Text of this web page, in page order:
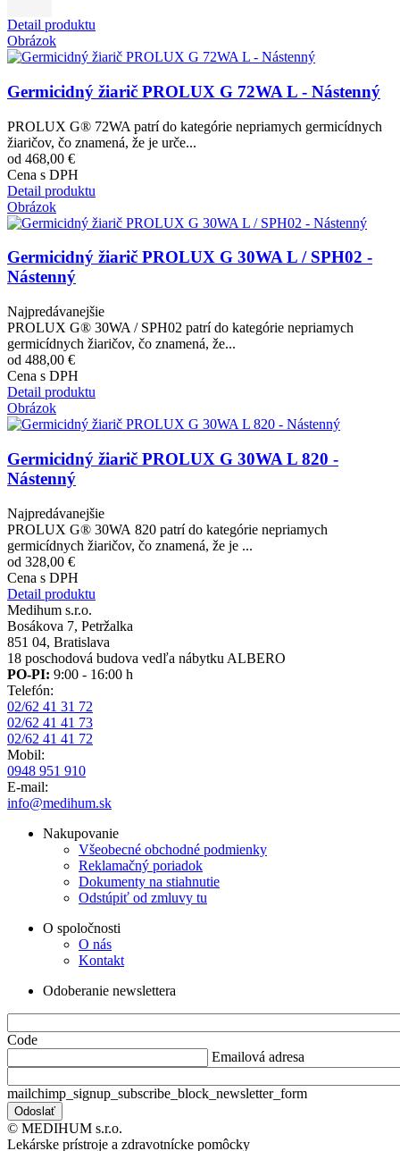
Detail produktu
Obrázok
Germicidný žiarič PROLUX G 72WA L - Nástenný
PROLUX G® 72WA patrí do kategórie nepriamych germicídnych
žiaričov, čo znamená, že je urče...
od 468,00 €
Cena s DPH
Detail produktu
Obrázok
Germicidný žiarič PROLUX G 30WA L / SPH02 -
Nástenný
Najpredávanejšie
PROLUX G® 30WA / SPH02 patrí do kategórie nepriamych
germicídnych žiaričov, čo znamená, že...
od 488,00 €
Cena s DPH
Detail produktu
Obrázok
Germicidný žiarič PROLUX G 30WA L 820 -
Nástenný
Najpredávanejšie
PROLUX G® 30WA 820 patrí do kategórie nepriamych
germicídnych žiaričov, čo znamená, že je ...
od 328,00 €
Cena s DPH
Detail produktu
Medihum s.r.o.
Bosákova 7, Petržalka
851 04, Bratislava
18 poschodová budova vedľa nábytku ALBERO
PO-PI: 9:00 - 16:00 h
Telefón:
02/62 41 31 72
02/62 41 41 73
02/62 41 41 72
Mobil:
0948 951 910
E-mail:
info@medihum.sk
Nakupovanie
Všeobecné obchodné podmienky
Reklamačný poriadok
Dokumenty na stiahnutie
Odstúpiť od zmluvy tu
O spoločnosti
O nás
Kontakt
Odoberanie newslettera
Code
Emailová adresa
mailchimp_signup_subscribe_block_newsletter_form
© MEDIHUM s.r.o.
Lekárske prístroje a zdravotnícke pomôcky